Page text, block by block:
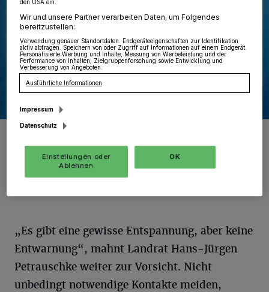
„Es gibt eine gewisse Entspannung, aber keine Entwarnung“, mahnt
Foto: Rhein-Kreis Neuss/Andreas Baum
„Es gibt eine gewisse Entspannung, aber keine
Entwarnung“, mahnt Landrat Hans-Jürgen
Petrauschke weiter zur Vorsicht. Nicht
unbedingt notwendige Kontakte meiden,
den USA ein.
Wir und unsere Partner verarbeiten Daten, um Folgendes
bereitzustellen:
Verwendung genauer Standortdaten. Endgeräteeigenschaften zur Identifikation
aktiv abfragen. Speichern von oder Zugriff auf Informationen auf einem Endgerät.
Personalisierte Werbung und Inhalte, Messung von Werbeleistung und der
Performance von Inhalten, Zielgruppenforschung sowie Entwicklung und
Verbesserung von Angeboten.
Ausführliche Informationen
Impressum
Datenschutz
Einstellungen oder
Ablehnen
OK